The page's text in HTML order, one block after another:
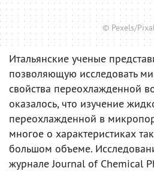
© Pexels/
Итальянские ученые
позволяющую исследовать
свойства переохлажденной
оказалось, что изучение
переохлажденной в
многое о характеристиках
большом объеме.
журнале Journal of Chemical